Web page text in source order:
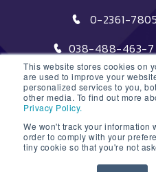
This website stores cookies on
are used to improve your
personalized services to you,
other media. To find out more
Privacy Policy.
We won't track your information
order to comply with your
tiny cookie so that you're not
0-2361-7805
038-488-463-7
DTC